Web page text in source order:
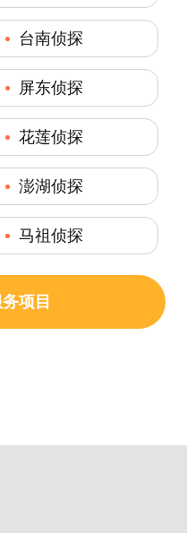
台南侦探
屏东侦探
花莲侦探
澎湖侦探
马祖侦探
项目